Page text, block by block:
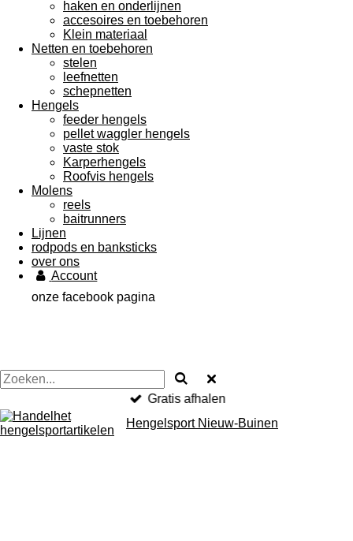
haken en onderlijnen
accesoires en toebehoren
Klein materiaal
Netten en toebehoren
stelen
leefnetten
schepnetten
Hengels
feeder hengels
pellet waggler hengels
vaste stok
Karperhengels
Roofvis hengels
Molens
reels
baitrunners
Lijnen
rodpods en banksticks
over ons
Account
onze facebook pagina
Gratis afhalen
Hengelsport Nieuw-Buinen